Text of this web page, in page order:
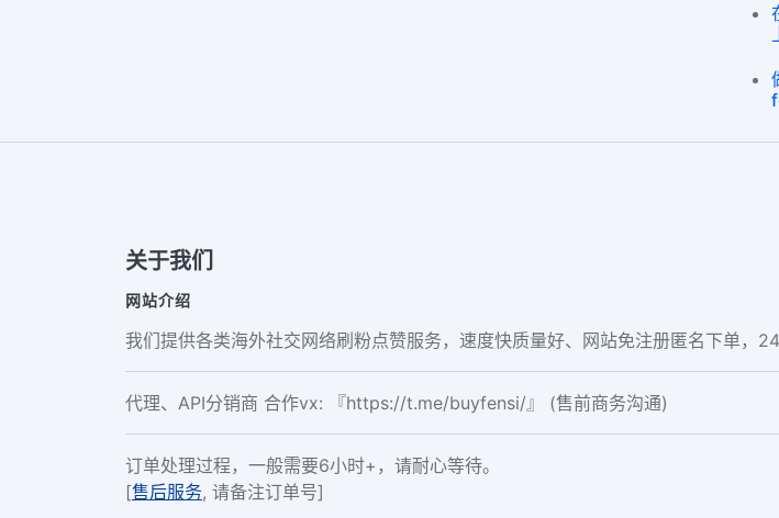
关于我们
网站介绍
我们提供各类海外社交网络刷粉点赞服务，速度快质量好、网站免注册匿名下单，
代理、API分销商 合作vx: 『https://t.me/buyfensi/』 (售前商务沟通)
订单处理过程，一般需要6小时+，请耐心等待。
[售后服务, 请备注订单号]